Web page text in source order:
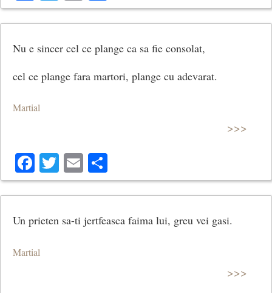
Nu e sincer cel ce plange ca sa fie consolat,
cel ce plange fara martori, plange cu adevarat.
Martial
>>>
Facebook
Twitter
Email
Un prieten sa-ti jertfeasca faima lui, greu vei gasi.
Martial
>>>